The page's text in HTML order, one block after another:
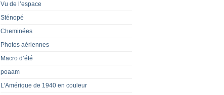
Vu de l’espace
Sténopé
Cheminées
Photos aériennes
Macro d’été
poaam
L’Amérique de 1940 en couleur